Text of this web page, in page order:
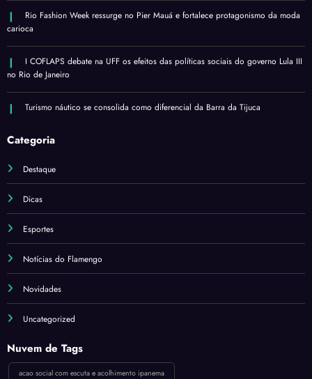
Rio Fashion Week ressurge no Pier Mauá e fortalece protagonismo da moda
carioca
I COFLAPS debate na UFF os efeitos das políticas sociais do governo Lula III
no Rio de Janeiro
Turismo náutico se consolida como diferencial da Barra da Tijuca
Categoria
Destaque
Dicas
Esportes
Notícias do Flamengo
Novidades
Uncategorized
Nuvem de Tags
acao social com escuta e acolhimento ipanema